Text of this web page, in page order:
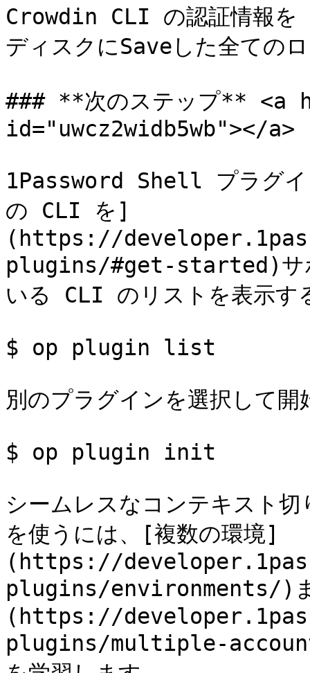
Crowdin CLI の認証情報を
ディスクにSaveした全ての
### **次のステップ** <a
id="uwcz2widb5wb"></a>
1Password Shell プラグイ
の CLI を]
(https://
plugins/#get-started)サポ
いる CLI のリストを表示す
$ op plugin list
別のプラグインを選択して
$ op plugin init
シームレスなコンテキスト
を使うには、[複数の環境]
(https://
plugins/environments/)ま
(https://
plugins/multiple-